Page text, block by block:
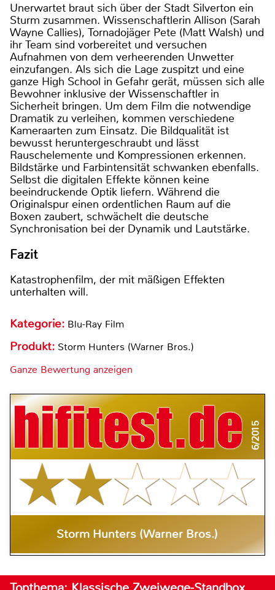
Unerwartet braut sich über der Stadt Silverton ein
Sturm zusammen. Wissenschaftlerin Allison (Sarah
Wayne Callies), Tornadojäger Pete (Matt Walsh) und
ihr Team sind vorbereitet und versuchen
Aufnahmen von dem verheerenden Unwetter
einzufangen. Als sich die Lage zuspitzt und eine
ganze High School in Gefahr gerät, müssen sich alle
Bewohner inklusive der Wissenschaftler in
Sicherheit bringen. Um dem Film die notwendige
Dramatik zu verleihen, kommen verschiedene
Kameraarten zum Einsatz. Die Bildqualität ist
bewusst heruntergeschraubt und lässt
Rauschelemente und Kompressionen erkennen.
Bildstärke und Farbintensität schwanken ebenfalls.
Selbst die digitalen Effekte können keine
beeindruckende Optik liefern. Während die
Originalspur einen ordentlichen Raum auf die
Boxen zaubert, schwächelt die deutsche
Synchronisation bei der Dynamik und Lautstärke.
Fazit
Katastrophenfilm, der mit mäßigen Effekten
unterhalten will.
Kategorie: Blu-Ray Film
Produkt: Storm Hunters (Warner Bros.)
Ganze Bewertung anzeigen
6/2015
Storm Hunters (Warner Bros.)